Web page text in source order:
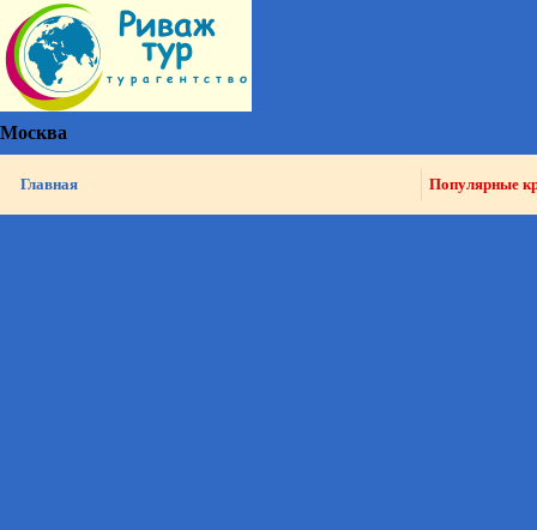
Москва
Главная Популярные